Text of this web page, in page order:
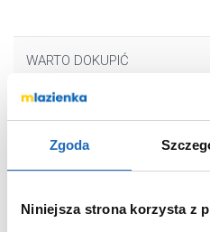
Zgoda
Niniejsza strona korzysta z
WARTO DOKUPIĆ